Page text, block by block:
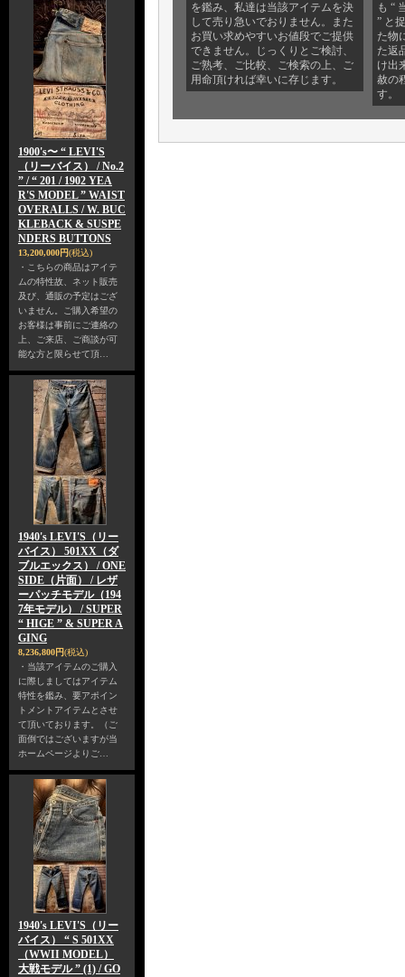
1900's〜 “ LEVI'S
（リーバイス） / No.2
” / “ 201 / 1902 YEA
R'S MODEL ” WAIST
OVERALLS / W. BUC
KLEBACK & SUSPE
NDERS BUTTONS
13,200,000円(税込)
・こちらの商品はアイテ
ムの特性故、ネット販売
及び、通販の予定はござ
いません。ご購入希望の
お客様は事前にご連絡の
上、ご来店、ご商談が可
能な方と限らせて頂…
1940's LEVI'S（リー
バイス） 501XX（ダ
ブルエックス） / ONE
SIDE（片面） / レザ
ーパッチモデル（194
7年モデル） / SUPER
“ HIGE ” & SUPER A
GING
8,236,800円(税込)
・当該アイテムのご購入
に際しましてはアイテム
特性を鑑み、要アポイン
トメントアイテムとさせ
て頂いております。（ご
面倒ではございますが当
ホームページよりご…
1940's LEVI'S（リー
バイス） “ S 501XX
（WWII MODEL）
大戦モデル ” (1) / GO
を鑑み、私達は当該アイテムを決
して売り急いでおりません。また
お買い求めやすいお値段でご提供
できません。じっくりとご検討、
ご熟考、ご比較、ご検索の上、ご
用命頂ければ幸いに存じます。
も “
” と
た物
た返
け出
赦の
す。